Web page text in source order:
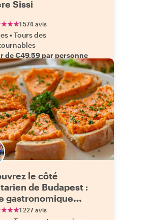
Sissi
1 574 avis
•Tours des
de €49.59 par personne
le côté
de Budapest :
gastronomique
et végane
1 227 avis